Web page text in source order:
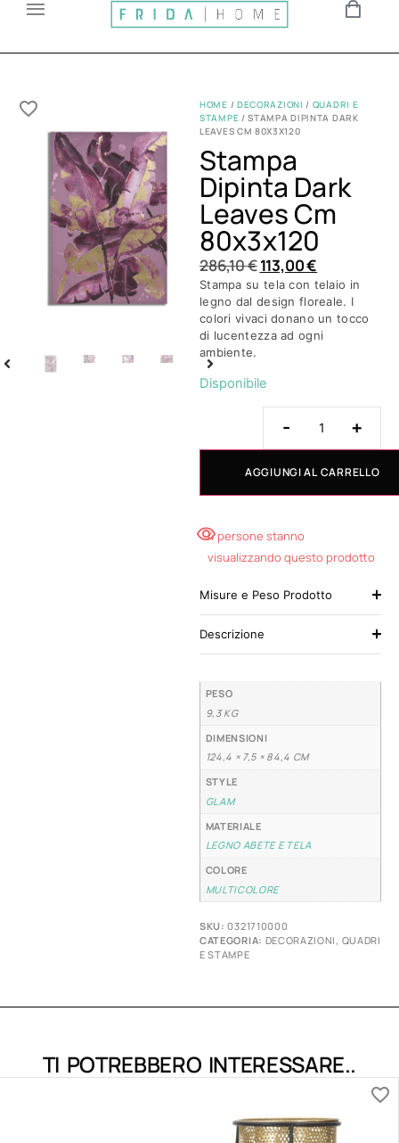
HOME / DECORAZIONI / QUADRI E
STAMPE / STAMPA DIPINTA DARK
LEAVES CM 80X3X120
Stampa
Dipinta Dark
Leaves Cm
80x3x120
286,10€113,00€
Stampa su tela con telaio in
legno dal design floreale. I
colori vivaci donano un tocco
di lucentezza ad ogni
ambiente.
Disponibile
- +
AGGIUNGI AL CARRELLO
4 persone stanno
visualizzando questo prodotto
Misure e Peso Prodotto
Descrizione
PESO
9,3 KG
DIMENSIONI
124,4 × 7,5 × 84,4 CM
STYLE
GLAM
MATERIALE
LEGNO ABETE E TELA
COLORE
MULTICOLORE
SKU:0321710000
CATEGORIA: DECORAZIONI QUADRI
E STAMPE
TI POTREBBERO INTERESSARE..